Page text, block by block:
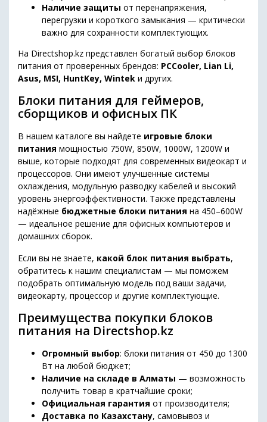
Наличие защиты от перенапряжения,
перегрузки и короткого замыкания — критически
важно для сохранности комплектующих.
На Directshop.kz представлен богатый выбор блоков
питания от проверенных брендов: PCCooler, Lian Li,
Asus, MSI, HuntKey, Wintek и других.
Блоки питания для геймеров,
сборщиков и офисных ПК
В нашем каталоге вы найдете игровые блоки
питания мощностью 750W, 850W, 1000W, 1200W и
выше, которые подходят для современных видеокарт и
процессоров. Они имеют улучшенные системы
охлаждения, модульную разводку кабелей и высокий
уровень энергоэффективности. Также представлены
надёжные бюджетные блоки питания на 450–600W
— идеальное решение для офисных компьютеров и
домашних сборок.
Если вы не знаете, какой блок питания выбрать,
обратитесь к нашим специалистам — мы поможем
подобрать оптимальную модель под ваши задачи,
видеокарту, процессор и другие комплектующие.
Преимущества покупки блоков
питания на Directshop.kz
Огромный выбор: блоки питания от 450 до 1300
Вт на любой бюджет;
Наличие на складе в Алматы — возможность
получить товар в кратчайшие сроки;
Официальная гарантия от производителя;
Доставка по Казахстану, самовывоз и